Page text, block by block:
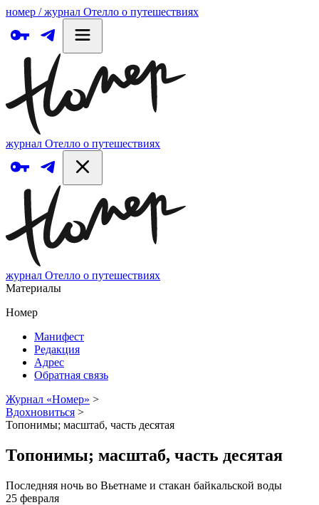
номер / журнал Отелло о путешествиях
журнал Отелло о путешествиях
журнал Отелло о путешествиях
Материалы
Номер
Манифест
Редакция
Адрес
Обратная связь
Журнал «Номер» >
Вдохновиться >
Топонимы; масштаб, часть десятая
Топонимы; масштаб, часть десятая
Последняя ночь во Вьетнаме и стакан байкальской воды
25 февраля